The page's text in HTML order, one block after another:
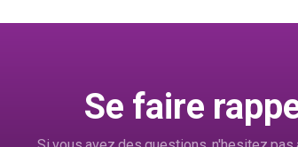
Se faire